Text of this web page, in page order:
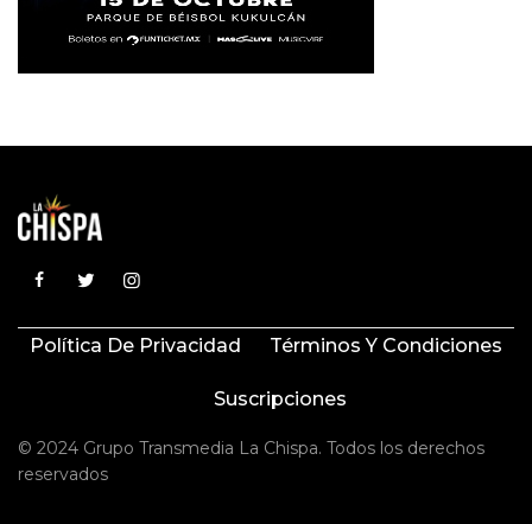
Política De Privacidad Términos Y Condiciones
Suscripciones
© 2024 Grupo Transmedia La Chispa. Todos los derechos
reservados